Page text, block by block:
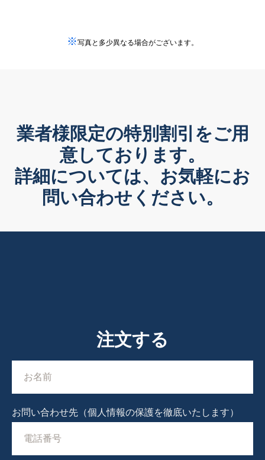
※写真と多少異なる場合がございます。
業者様限定の特別割引をご用
意しております。
詳細については、お気軽にお
問い合わせください。
注文する
お問い合わせ先（個人情報の保護を徹底いたします）